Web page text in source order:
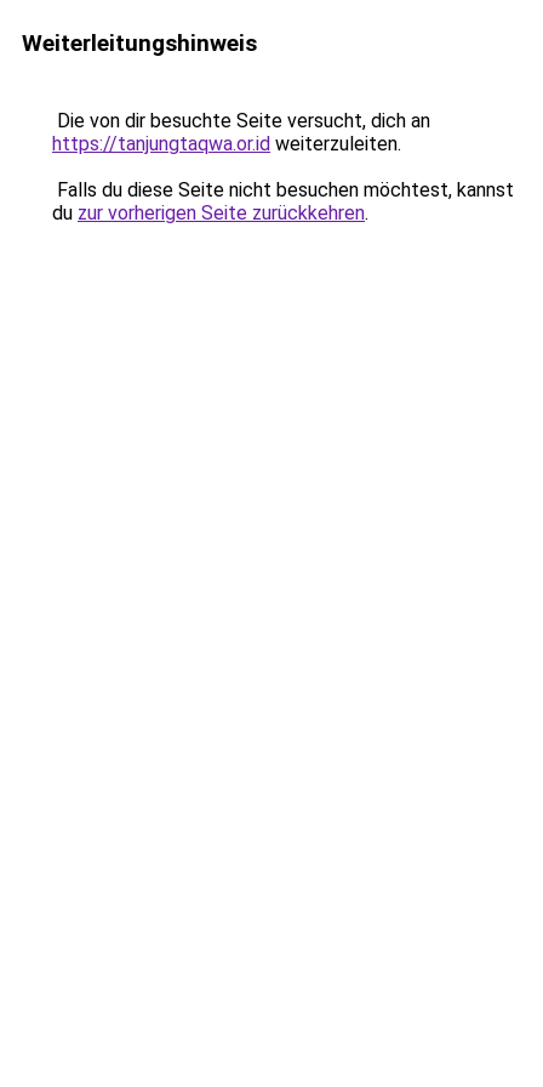
Weiterleitungshinweis
Die von dir besuchte Seite versucht, dich an
https://tanjungtaqwa.or.id weiterzuleiten.
Falls du diese Seite nicht besuchen möchtest, kannst
du zur vorherigen Seite zurückkehren.